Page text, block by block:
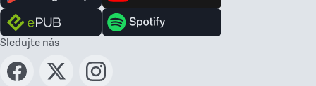
Sledujte nás